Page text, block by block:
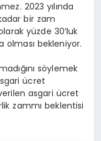
2023 yılında
bir zam
yüzde 30’luk
olması bekleniyor.
söylemek
ücret
asgari ücret
zammı beklentisi